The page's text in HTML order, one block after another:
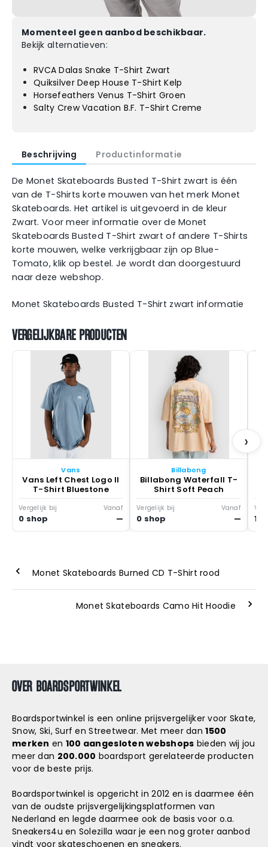
Momenteel geen aanbod beschikbaar.
Bekijk alternatieven:
RVCA Dalas Snake T-Shirt Zwart
Quiksilver Deep House T-Shirt Kelp
Horsefeathers Venus T-Shirt Groen
Salty Crew Vacation B.F. T-Shirt Creme
Beschrijving Productinformatie
De Monet Skateboards Busted T-Shirt zwart is één
van de T-Shirts korte mouwen van het merk Monet
Skateboards. Het artikel is uitgevoerd in de kleur
Zwart. Voor meer informatie over de Monet
Skateboards Busted T-Shirt zwart of andere T-Shirts
korte mouwen, welke verkrijgbaar zijn op Blue-
Tomato, klik op bestel. Je wordt dan doorgestuurd
naar deze webshop.
Monet Skateboards Busted T-Shirt zwart informatie
VERGELIJKBARE PRODUCTEN
Vans
Vans Left Chest Logo II
T-Shirt Bluestone
Vergelijk bij
0 shop
Vanaf
—
Billabong
Billabong Waterfall T-
Shirt Soft Peach
Vergelijk bij
0 shop
Vanaf
— 1
›
Monet Skateboards Burned CD T-Shirt rood
Monet Skateboards Camo Hit Hoodie
OVER BOARDSPORTWINKEL
Boardsportwinkel is een online prijsvergelijker voor Skate,
Snow, Ski, Surf en Streetwear. Met meer dan1500
merken en 100 aangesloten webshops bieden wij jou
meer dan 200.000 boardsport gerelateerde producten
voor de beste prijs.
Boardsportwinkel is opgericht in 2012 en is daarmee één
van de oudste prijsvergelijkingsplatformen van
Nederland en legde daarmee ook de basis voor o.a.
Sneakers4u en Solezilla waar je een nog groter aanbod
vindt voor skateschoenen en sneakers.